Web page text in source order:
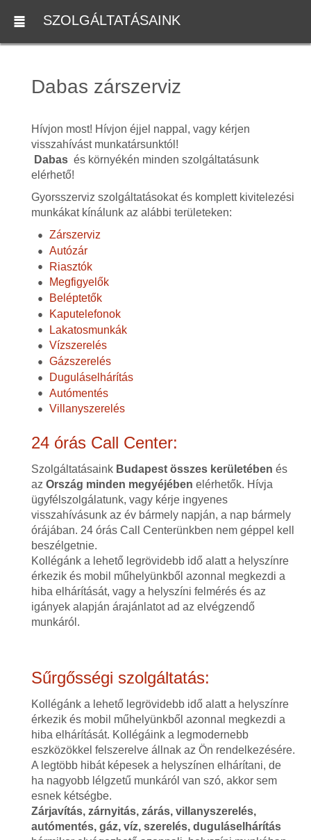
SZOLGÁLTATÁSAINK
Dabas zárszerviz
Hívjon most! Hívjon éjjel nappal, vagy kérjen
visszahívást munkatársunktól!
Dabas és környékén minden szolgáltatásunk
elérhető!
Gyorsszerviz szolgáltatásokat és komplett kivitelezési
munkákat kínálunk az alábbi területeken:
Zárszerviz
Autózár
Riasztók
Megfigyelők
Beléptetők
Kaputelefonok
Lakatosmunkák
Vízszerelés
Gázszerelés
Duguláselhárítás
Autómentés
Villanyszerelés
24 órás Call Center:
Szolgáltatásaink Budapest összes kerületében és
az Ország minden megyéjében elérhetők. Hívja
ügyfélszolgálatunk, vagy kérje ingyenes
visszahívásunk az év bármely napján, a nap bármely
órájában. 24 órás Call Centerünkben nem géppel kell
beszélgetnie.
Kollégánk a lehető legrövidebb idő alatt a helyszínre
érkezik és mobil műhelyünkből azonnal megkezdi a
hiba elhárítását, vagy a helyszíni felmérés és az
igányek alapján árajánlatot ad az elvégzendő
munkáról.
Sűrgősségi szolgáltatás:
Kollégánk a lehető legrövidebb idő alatt a helyszínre
érkezik és mobil műhelyünkből azonnal megkezdi a
hiba elhárítását. Kollégáink a legmodernebb
eszközökkel felszerelve állnak az Ön rendelkezésére.
A legtöbb hibát képesek a helyszínen elhárítani, de
ha nagyobb lélgzetű munkáról van szó, akkor sem
esnek kétségbe.
Zárjavítás, zárnyitás, zárás, villanyszerelés,
autómentés, gáz, víz, szerelés, duguláselhárítás